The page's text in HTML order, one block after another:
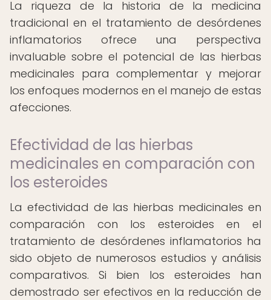
La riqueza de la historia de la medicina
tradicional en el tratamiento de desórdenes
inflamatorios ofrece una perspectiva
invaluable sobre el potencial de las hierbas
medicinales para complementar y mejorar
los enfoques modernos en el manejo de estas
afecciones.
Efectividad de las hierbas
medicinales en comparación con
los esteroides
La efectividad de las hierbas medicinales en
comparación con los esteroides en el
tratamiento de desórdenes inflamatorios ha
sido objeto de numerosos estudios y análisis
comparativos. Si bien los esteroides han
demostrado ser efectivos en la reducción de